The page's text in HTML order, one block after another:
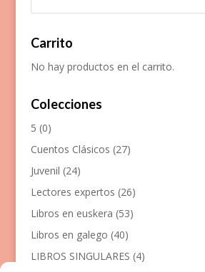
Carrito
No hay productos en el carrito.
Colecciones
5 (0)
Cuentos Clásicos (27)
Juvenil (24)
Lectores expertos (26)
Libros en euskera (53)
Libros en galego (40)
LIBROS SINGULARES (4)